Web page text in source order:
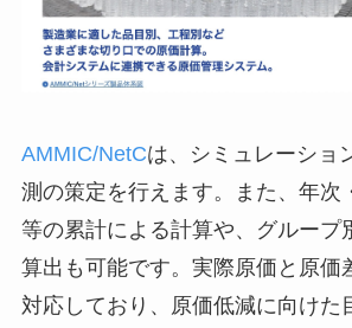
AMMIC/NetCは、シミュレーショ
測の策定を行えます。また、年次
等の累計による計算や、グループ
算出も可能です。実際原価と原価
対応しており、原価低減に向けた